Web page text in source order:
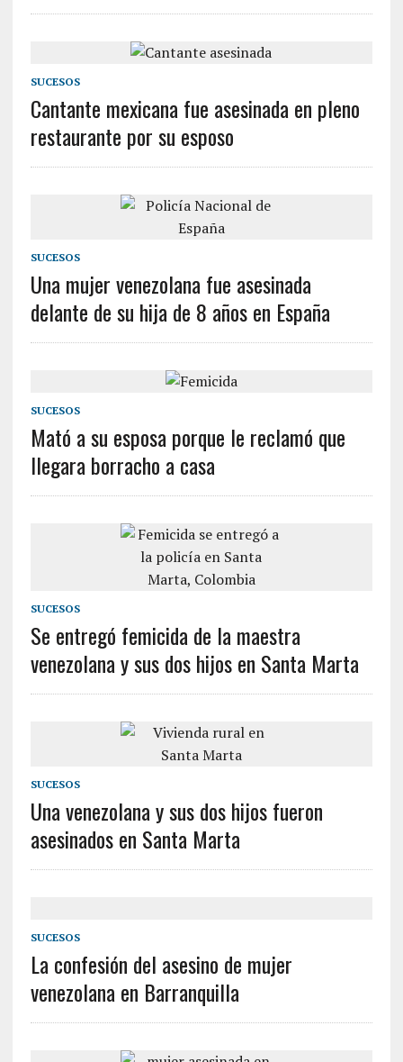
SUCESOS
Cantante mexicana fue asesinada en pleno
restaurante por su esposo
SUCESOS
Una mujer venezolana fue asesinada
delante de su hija de 8 años en España
SUCESOS
Mató a su esposa porque le reclamó que
llegara borracho a casa
SUCESOS
Se entregó femicida de la maestra
venezolana y sus dos hijos en Santa Marta
SUCESOS
Una venezolana y sus dos hijos fueron
asesinados en Santa Marta
SUCESOS
La confesión del asesino de mujer
venezolana en Barranquilla